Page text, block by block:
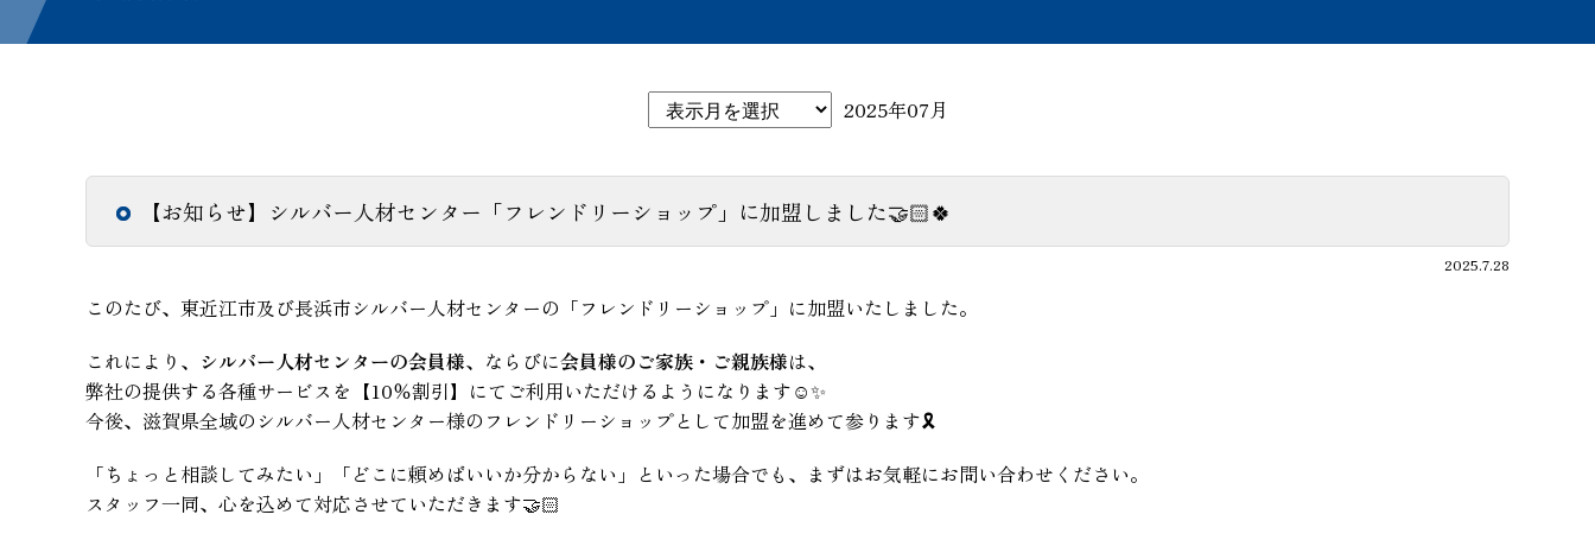
2025年07月
【お知らせ】シルバー人材センター「フレンドリーショップ」に加盟しました🤝🏻🍀
2025.7.28
このたび、東近江市及び長浜市シルバー人材センターの「フレンドリーショップ」に加盟いたしました。
これにより、 シルバー人材センターの会員様、ならびに会員様のご家族・ご親族様は、
弊社の提供する各種サービスを【10％割引】にてご利用いただけるようになります☺️✨
今後、滋賀県全域のシルバー人材センター様のフレンドリーショップとして加盟を進めて参ります🎗️
「ちょっと相談してみたい」「どこに頼めばいいか分からない」といった場合でも、まずはお気軽にお問い合わせください。
スタッフ一同、心を込めて対応させていただきます🤝🏻